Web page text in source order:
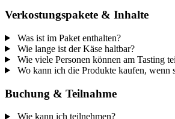
Verkostungspakete & Inhalte
Was ist im Paket enthalten?
Wie lange ist der Käse haltbar?
Wie viele Personen können am Tasting
Wo kann ich die Produkte kaufen, wenn
Buchung & Teilnahme
Wie kann ich teilnehmen?